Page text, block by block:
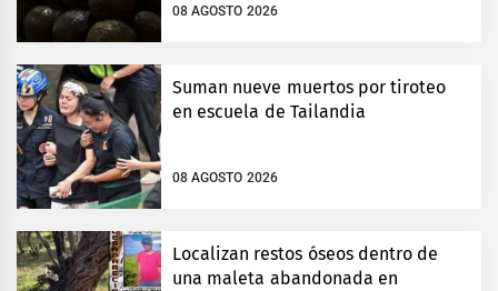
08 AGOSTO 2026
Suman nueve muertos por tiroteo
en escuela de Tailandia
08 AGOSTO 2026
Localizan restos óseos dentro de
una maleta abandonada en